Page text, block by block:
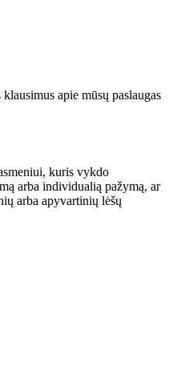
apie mūsų paslaugas
kuris vykdo
arba individualią pažymą, ar
arba apyvartinių lėšų